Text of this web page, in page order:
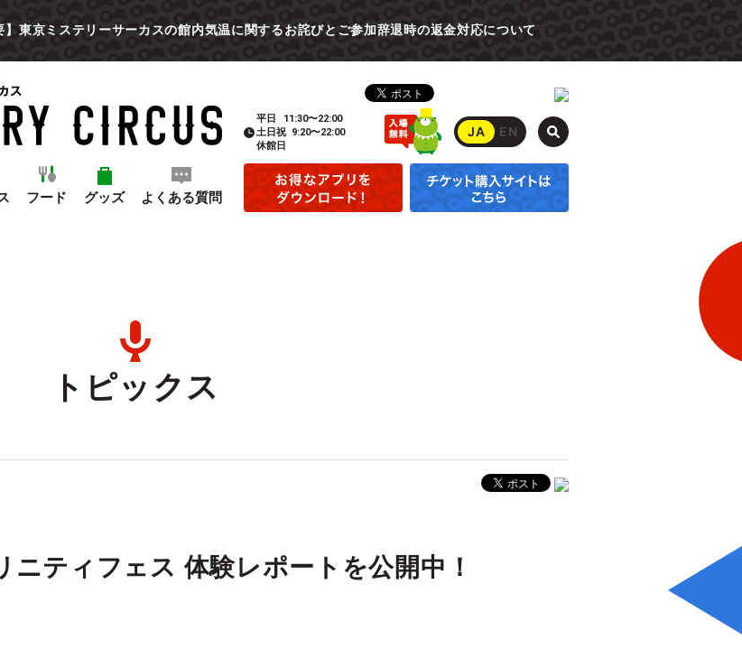
】東京ミステリーサーカスの館内気温に関するお詫びとご参加辞退時の返金対応について
フード グッズ よくある質問
平日
11:30〜22:00
土日祝 9:20〜22:00
休館日
JA EN
トピックス
ニティフェス 体験レポートを公開中！